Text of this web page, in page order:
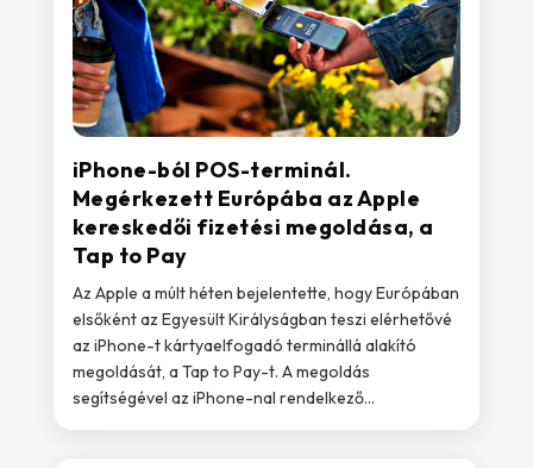
iPhone-ból POS-terminál.
Megérkezett Európába az Apple
kereskedői fizetési megoldása, a
Tap to Pay
Az Apple a múlt héten bejelentette, hogy Európában
elsőként az Egyesült Királyságban teszi elérhetővé
az iPhone-t kártyaelfogadó terminállá alakító
megoldását, a Tap to Pay-t. A megoldás
segítségével az iPhone-nal rendelkező...